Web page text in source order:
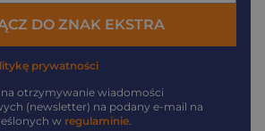
DO ZNAK EKSTRA
prywatności
na otrzymywanie wiadomości
(newsletter) na podany e-mail na
w regulaminie.